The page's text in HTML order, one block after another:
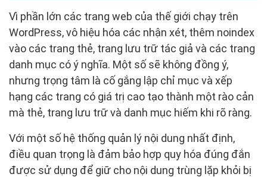
Vì phần lớn các trang web của thế giới chạy trên
WordPress, vô hiệu hóa các nhận xét, thêm noindex
vào các trang thẻ, trang lưu trữ tác giả và các trang
danh mục có ý nghĩa. Một số sẽ không đồng ý,
nhưng trọng tâm là cố gắng lập chỉ mục và xếp
hạng các trang có giá trị cao tạo thành một rào cản
mà thẻ, trang lưu trữ và danh mục hiếm khi rõ ràng.
Với một số hệ thống quản lý nội dung nhất định,
điều quan trọng là đảm bảo hợp quy hóa đúng đắn
được sử dụng để giữ cho nội dung trùng lặp khỏi bị